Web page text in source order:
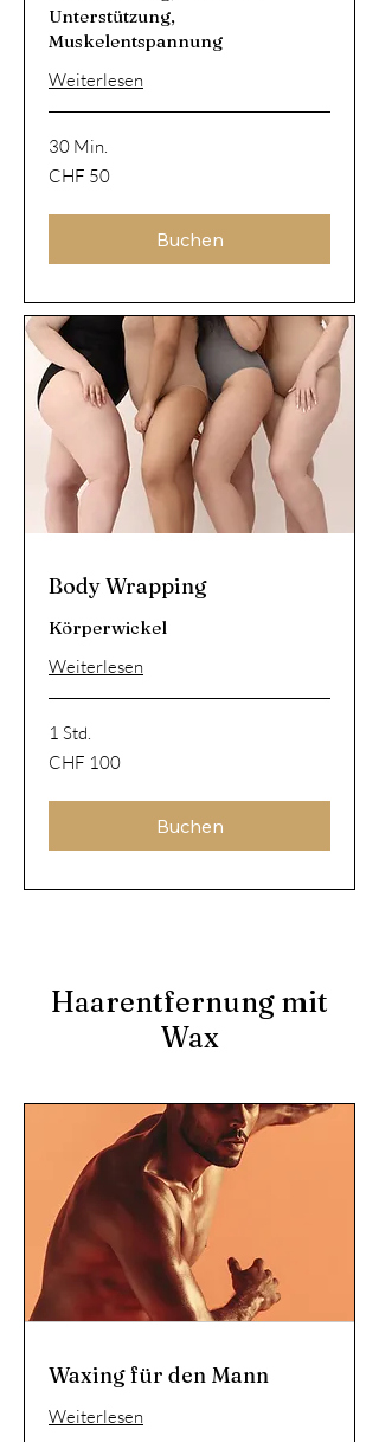
Unterstützung,
Muskelentspannung
Weiterlesen
30 Min.
50
Schweizer
CHF 50
Buchen
Body Wrapping
Körperwickel
Weiterlesen
1 Std.
100
Schweizer
CHF 100
Buchen
Haarentfernung mit
Wax
Waxing für den Mann
Weiterlesen